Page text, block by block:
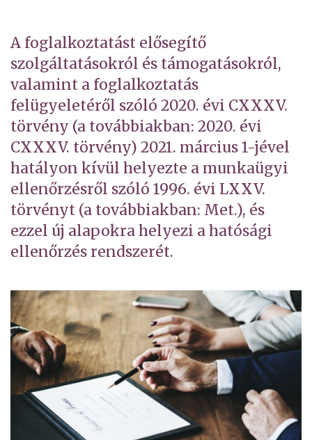
A foglalkoztatást elősegítő
szolgáltatásokról és támogatásokról,
valamint a foglalkoztatás
felügyeletéről szóló 2020. évi CXXXV.
törvény (a továbbiakban: 2020. évi
CXXXV. törvény) 2021. március 1-jével
hatályon kívül helyezte a munkaügyi
ellenőrzésről szóló 1996. évi LXXV.
törvényt (a továbbiakban: Met.), és
ezzel új alapokra helyezi a hatósági
ellenőrzés rendszerét.